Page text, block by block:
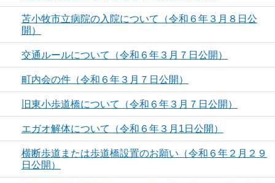
苫小牧市立病院の入院について（令和６年３月８日公
開）
交通ルールについて（令和６年３月７日公開）
町内会の件（令和６年３月７日公開）
旧東小歩道橋について（令和６年３月７日公開）
エガオ解体について（令和６年３月1日公開）
横断歩道または歩道橋設置のお願い（令和６年２月２９
日公開）